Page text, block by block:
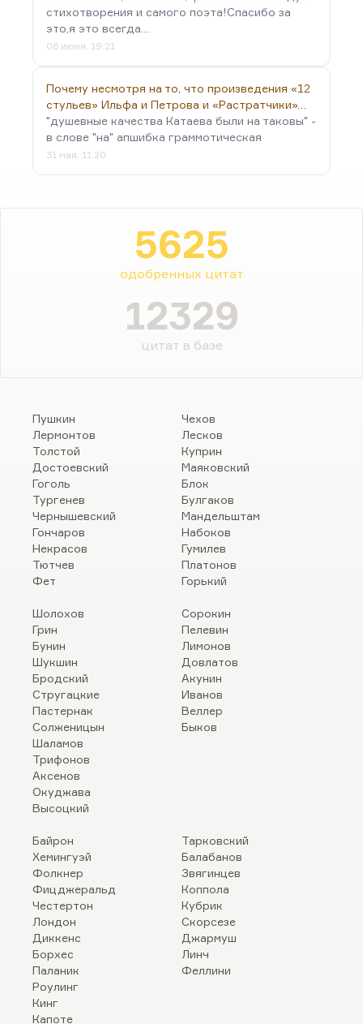
стихотворения и самого поэта!Спасибо за
это,я это всегда…
06 июня, 19:21
Почему несмотря на то, что произведения «12
стульев» Ильфа и Петрова и «Растратчики»…
"душевные качества Катаева были на таковы" -
в слове "на" апшибка граммотическая
31 мая, 11:20
5625
одобренных цитат
12329
цитат в базе
Пушкин
Лермонтов
Толстой
Достоевский
Гоголь
Тургенев
Чернышевский
Гончаров
Некрасов
Тютчев
Фет
Чехов
Лесков
Куприн
Маяковский
Блок
Булгаков
Мандельштам
Набоков
Гумилев
Платонов
Горький
Шолохов
Грин
Бунин
Шукшин
Бродский
Стругацкие
Пастернак
Солженицын
Шаламов
Трифонов
Аксенов
Окуджава
Высоцкий
Сорокин
Пелевин
Лимонов
Довлатов
Акунин
Иванов
Веллер
Быков
Байрон
Хемингуэй
Фолкнер
Фицджеральд
Честертон
Лондон
Диккенс
Борхес
Паланик
Роулинг
Кинг
Капоте
Тарковский
Балабанов
Звягинцев
Коппола
Кубрик
Скорсезе
Джармуш
Линч
Феллини